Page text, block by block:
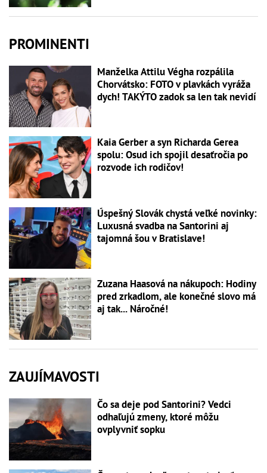
PROMINENTI
Manželka Attilu Végha rozpálila
Chorvátsko: FOTO v plavkách vyráža
dych! TAKÝTO zadok sa len tak nevidí
Kaia Gerber a syn Richarda Gerea
spolu: Osud ich spojil desaťročia po
rozvode ich rodičov!
Úspešný Slovák chystá veľké novinky:
Luxusná svadba na Santorini aj
tajomná šou v Bratislave!
Zuzana Haasová na nákupoch: Hodiny
pred zrkadlom, ale konečné slovo má
aj tak... Náročné!
ZAUJÍMAVOSTI
Čo sa deje pod Santorini? Vedci
odhaľujú zmeny, ktoré môžu
ovplyvniť sopku